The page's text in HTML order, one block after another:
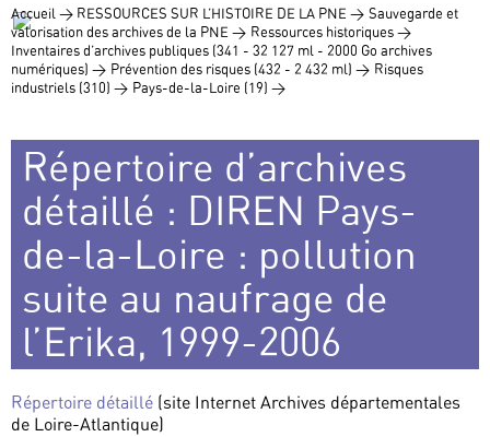
Accueil > RESSOURCES SUR L’HISTOIRE DE LA PNE > Sauvegarde et
valorisation des archives de la PNE > Ressources historiques >
Inventaires d’archives publiques (341 - 32 127 ml - 2000 Go archives
numériques) > Prévention des risques (432 - 2 432 ml) > Risques
industriels (310) > Pays-de-la-Loire (19) >
Répertoire d’archives
détaillé : DIREN Pays-
de-la-Loire : pollution
suite au naufrage de
l’Erika, 1999-2006
Répertoire détaillé (site Internet Archives départementales
de Loire-Atlantique)